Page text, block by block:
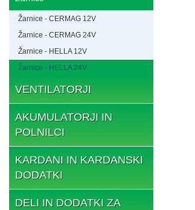
Žarnice - CERMAG 12V
Žarnice - CERMAG 24V
Žarnice - HELLA 12V
Žarnice - HELLA 24V
VENTILATORJI
AKUMULATORJI IN
POLNILCI
KARDANI IN KARDANSKI
DODATKI
DELI IN DODATKI ZA